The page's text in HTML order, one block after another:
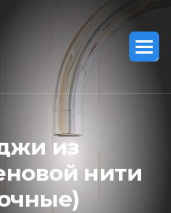
жи из
новой нити
чные)